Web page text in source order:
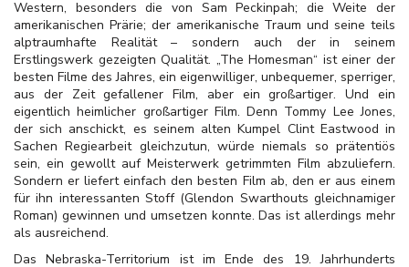
Western, besonders die von Sam Peckinpah; die Weite der
amerikanischen Prärie; der amerikanische Traum und seine teils
alptraumhafte Realität – sondern auch der in seinem
Erstlingswerk gezeigten Qualität. „The Homesman“ ist einer der
besten Filme des Jahres, ein eigenwilliger, unbequemer, sperriger,
aus der Zeit gefallener Film, aber ein großartiger. Und ein
eigentlich heimlicher großartiger Film. Denn Tommy Lee Jones,
der sich anschickt, es seinem alten Kumpel Clint Eastwood in
Sachen Regiearbeit gleichzutun, würde niemals so prätentiös
sein, ein gewollt auf Meisterwerk getrimmten Film abzuliefern.
Sondern er liefert einfach den besten Film ab, den er aus einem
für ihn interessanten Stoff (Glendon Swarthouts gleichnamiger
Roman) gewinnen und umsetzen konnte. Das ist allerdings mehr
als ausreichend.
Das Nebraska-Territorium ist im Ende des 19. Jahrhunderts